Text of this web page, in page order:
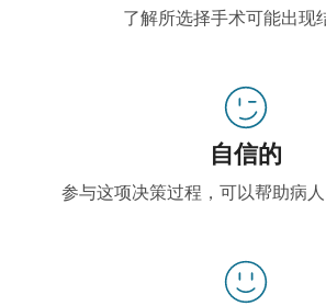
了解所选择手术可能出现
自信的
参与这项决策过程，可以帮助病